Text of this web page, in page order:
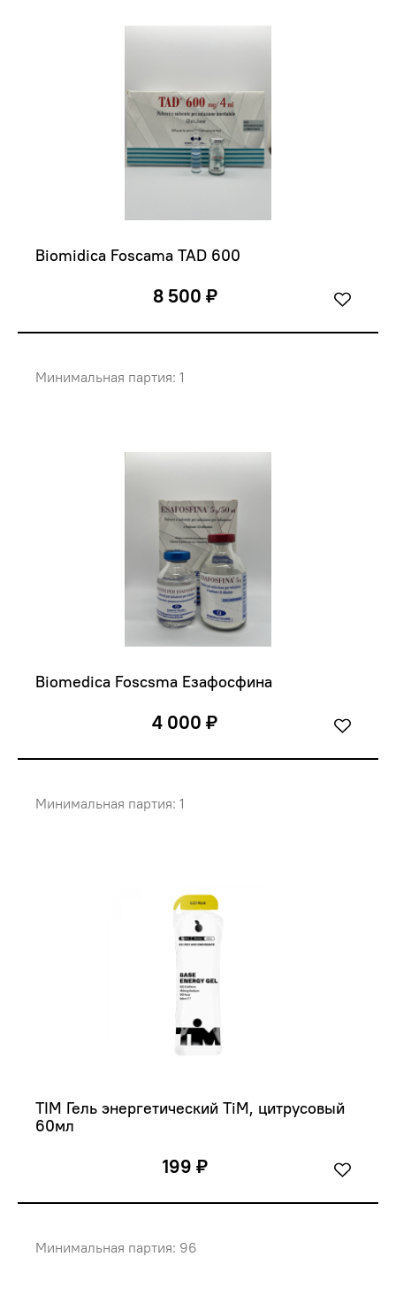
Biomidica Foscama TAD 600
8 500 ₽
Минимальная партия: 1
Biomedica Foscsma Езафосфина
4 000 ₽
Минимальная партия: 1
TIM Гель энергетический TiM, цитрусовый
60мл
199 ₽
Минимальная партия: 96